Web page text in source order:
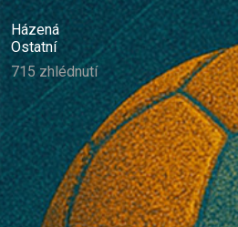
Házená
Ostatní
715 zhlédnutí